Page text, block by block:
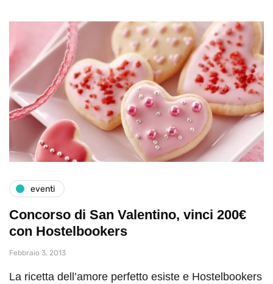
eventi
Concorso di San Valentino, vinci 200€
con Hostelbookers
Febbraio 3, 2013
La ricetta dell’amore perfetto esiste e Hostelbookers